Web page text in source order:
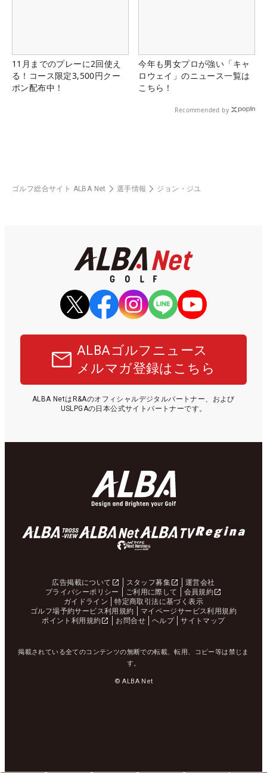
11月までのプレーに2回使え
る！コース限定3,500円クー
ポン配布中！
今年も男女プロが強い「キャ
ロウェイ」のニュース一覧は
こちら！
Recommended by
ゴルフ総合サイト ALBA Net 選手情報 ジョン・ジユ
ALBAゴルフニュース
メルマガ登録はこちら
ALBA NetはR&Aのオフィシャルデジタルパートナー、および
USLPGAの日本公式サイトパートナーです。
広告掲載について スタッフ募集
運営会社
プライバシーポリシー
ご利用に際して
会員規約
ガイドライン
特定商取引法に基づく表示
ゴルフ場予約サービス利用規約
マイページサービス利用規約
ポイント利用規約
お問合せ ヘルプ サイトマップ
掲載されている全てのコンテンツの無断での転載、転用、コピー等は禁じま
す。
© ALBA Net